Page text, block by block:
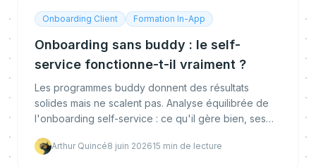
Onboarding Client Formation In-App
Onboarding sans buddy : le self-
service fonctionne-t-il vraiment ?
Les programmes buddy donnent des résultats
solides mais ne scalent pas. Analyse équilibrée de
l'onboarding self-service : ce qu'il gère bien, ses
Arthur Quincé8 juin 202615 min de lecture